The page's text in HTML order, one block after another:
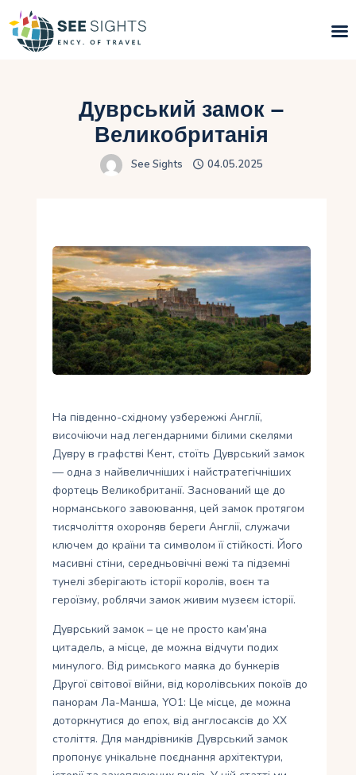
Гарячі тури
Типи Турів
Інфо
Блог
Контакти
Укр
Дуврський замок –
Великобританія
See Sights 04.05.2025
На південно-східному узбережжі Англії,
височіючи над легендарними білими скелями
Дувру в графстві Кент, стоїть Дуврський замок
— одна з найвеличніших і найстратегічніших
фортець Великобританії. Заснований ще до
норманського завоювання, цей замок протягом
тисячоліття охороняв береги Англії, служачи
ключем до країни та символом її стійкості. Його
масивні стіни, середньовічні вежі та підземні
тунелі зберігають історії королів, воєн та
героїзму, роблячи замок живим музеєм історії.
Дуврський замок – це не просто кам’яна
цитадель, а місце, де можна відчути подих
минулого. Від римського маяка до бункерів
Другої світової війни, від королівських покоїв до
панорам Ла-Манша, YO1: Це місце, де можна
доторкнутися до епох, від англосаксів до XX
століття. Для мандрівників Дуврський замок
пропонує унікальне поєднання архітектури,